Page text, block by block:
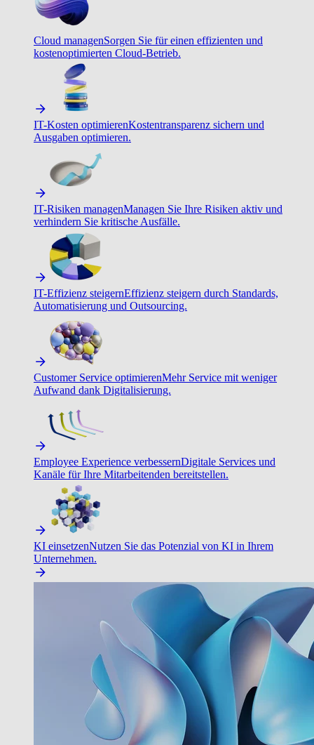
Cloud managenSorgen Sie für einen effizienten und
kostenoptimierten Cloud-Betrieb.
IT-Kosten optimierenKostentransparenz sichern und
Ausgaben optimieren.
IT-Risiken managenManagen Sie Ihre Risiken aktiv und
verhindern Sie kritische Ausfälle.
IT-Effizienz steigernEffizienz steigern durch Standards,
Automatisierung und Outsourcing.
Customer Service optimierenMehr Service mit weniger
Aufwand dank Digitalisierung.
Employee Experience verbessernDigitale Services und
Kanäle für Ihre Mitarbeitenden bereitstellen.
KI einsetzenNutzen Sie das Potenzial von KI in Ihrem
Unternehmen.